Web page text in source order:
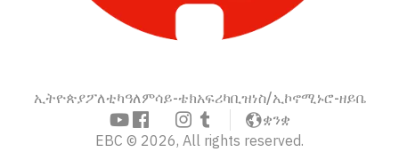
ኢትዮጵያፖለቲካዓለምሳይ-ቴክአፍሪካቢዝነስ/ኢኮኖሚኑሮ-ዘይቤ
ቋንቋ
EBC © 2026, All rights reserved.